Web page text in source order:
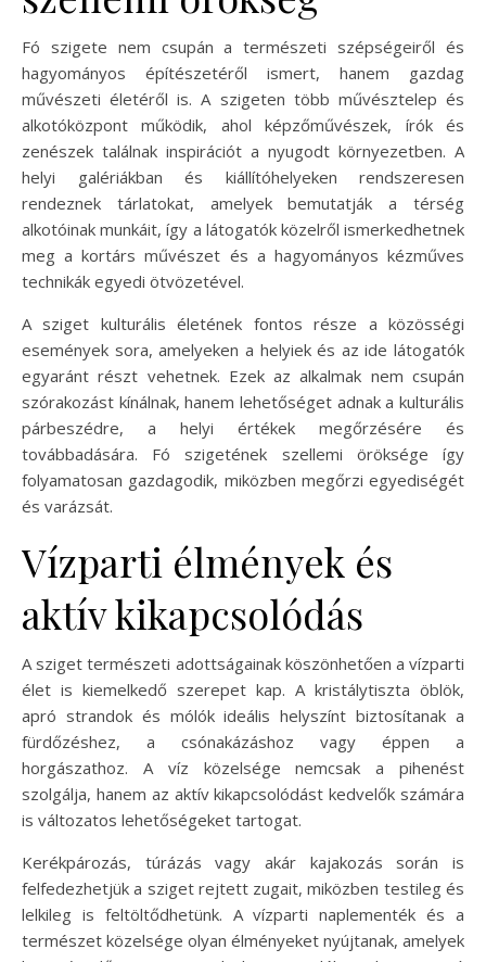
Fó szigete nem csupán a természeti szépségeiről és
hagyományos építészetéről ismert, hanem gazdag
művészeti életéről is. A szigeten több művésztelep és
alkotóközpont működik, ahol képzőművészek, írók és
zenészek találnak inspirációt a nyugodt környezetben. A
helyi galériákban és kiállítóhelyeken rendszeresen
rendeznek tárlatokat, amelyek bemutatják a térség
alkotóinak munkáit, így a látogatók közelről ismerkedhetnek
meg a kortárs művészet és a hagyományos kézműves
technikák egyedi ötvözetével.
A sziget kulturális életének fontos része a közösségi
események sora, amelyeken a helyiek és az ide látogatók
egyaránt részt vehetnek. Ezek az alkalmak nem csupán
szórakozást kínálnak, hanem lehetőséget adnak a kulturális
párbeszédre, a helyi értékek megőrzésére és
továbbadására. Fó szigetének szellemi öröksége így
folyamatosan gazdagodik, miközben megőrzi egyediségét
és varázsát.
Vízparti élmények és
aktív kikapcsolódás
A sziget természeti adottságainak köszönhetően a vízparti
élet is kiemelkedő szerepet kap. A kristálytiszta öblök,
apró strandok és mólók ideális helyszínt biztosítanak a
fürdőzéshez, a csónakázáshoz vagy éppen a
horgászathoz. A víz közelsége nemcsak a pihenést
szolgálja, hanem az aktív kikapcsolódást kedvelők számára
is változatos lehetőségeket tartogat.
Kerékpározás, túrázás vagy akár kajakozás során is
felfedezhetjük a sziget rejtett zugait, miközben testileg és
lelkileg is feltöltődhetünk. A vízparti naplementék és a
természet közelsége olyan élményeket nyújtanak, amelyek